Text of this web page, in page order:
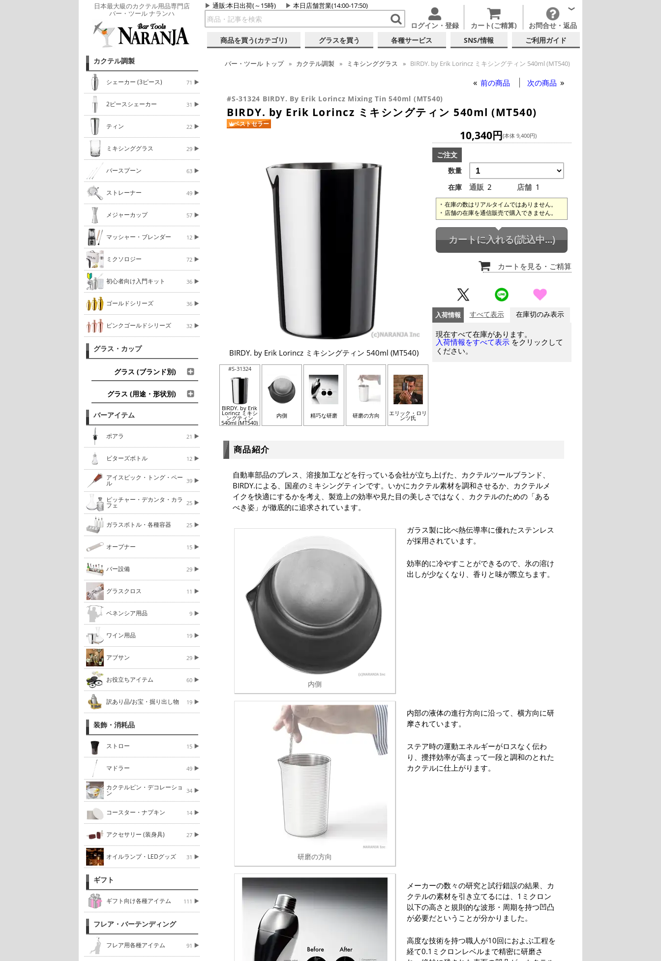
日本最大級のカクテル用品専門店
バー・ツール ナランハ
通販:本日出荷(～15時) 本日店舗営業(14:00-17:50)
ログイン・登録 カート(ご精算) お問合せ・返品
商品を買う(カテゴリ) グラスを買う 各種サービス SNS/情報 ご利用ガイド
カクテル調製
シェーカー (3ピース) 71
2ピースシェーカー 31
ティン 22
ミキシンググラス 29
バースプーン 63
ストレーナー 49
メジャーカップ 57
マッシャー・ブレンダー 12
ミクソロジー 72
初心者向け入門キット 36
ゴールドシリーズ 36
ピンクゴールドシリーズ 32
グラス・カップ
グラス (ブランド別)
グラス (用途・形状別)
バーアイテム
ポアラ 21
ビターズボトル 12
アイスピック・トング・ペー
ル 39
ピッチャー・デカンタ・カラ
フェ 25
ガラスボトル・各種容器 25
オープナー 15
バー設備 29
グラスクロス 11
ベネンシア用品 9
ワイン用品 19
アブサン 29
お役立ちアイテム 60
訳あり品/お宝・掘り出し物 19
装飾・消耗品
ストロー 15
マドラー 49
カクテルピン・デコレーショ
ン 34
コースター・ナプキン 14
アクセサリー (装身具) 27
オイルランプ・LEDグッズ 31
ギフト
ギフト向け各種アイテム 111
フレア・バーテンディング
フレア用各種アイテム 91
バー・ツール トップ カクテル調製 ミキシンググラス BIRDY. by Erik Lorincz ミキシングティン 540ml (MT540)
前の商品 次の商品
#S-31324 BIRDY. By Erik Lorincz Mixing Tin 540ml (MT540)
BIRDY. by Erik Lorincz ミキシングティン 540ml (MT540)
ベストセラー
BIRDY. by Erik Lorincz ミキシングティン 540ml (MT540)
#S-31324
BIRDY. by Erik
Lorincz ミキシ
ングティン
540ml (MT540)
内側 精巧な研磨 研磨の方向 エリック・ロリ
ンツ氏
10,340円(本体 9,400円)
ご注文
数量
在庫
通販 2 店舗 1
在庫の数はリアルタイムではありません。
店舗の在庫を通信販売で購入できません。
カートに入れる(読込中...)
カートを見る ・ご精算
入荷情報 すべて表示 在庫切のみ表示
現在すべて在庫があります。
入荷情報をすべて表示 をクリックして
ください。
商品紹介
自動車部品のプレス、溶接加工などを行っている会社が立ち上げた、カクテルツールブランド、
BIRDY.による、国産のミキシングティンです。いかにカクテル素材を調和させるか、カクテルメ
イクを快適にするかを考え、製造上の効率や見た目の美しさではなく、カクテルのための「ある
べき姿」が徹底的に追求されています。
内側
ガラス製に比べ熱伝導率に優れたステンレス
が採用されています。
効率的に冷やすことができるので、氷の溶け
出しが少なくなり、香りと味が際立ちます。
研磨の方向
内部の液体の進行方向に沿って、横方向に研
摩されています。
ステア時の運動エネルギーがロスなく伝わ
り、攪拌効率が高まって一段と調和のとれた
カクテルに仕上がります。
メーカーの数々の研究と試行錯誤の結果、カ
クテルの素材を引き立てるには、1ミクロン
以下の高さと規則的な波形・周期を持つ凹凸
が必要だということが分かりました。
高度な技術を持つ職人が10回におよぶ工程を
経て0.1ミクロンレベルまで精密に研磨さ